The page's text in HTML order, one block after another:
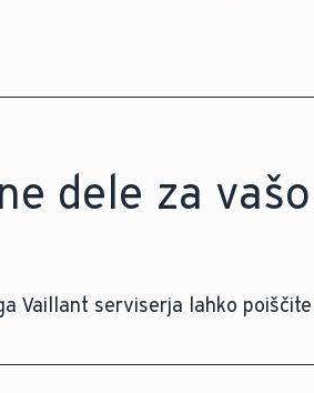
dele za vašo
Vaillant serviserja lahko poiščite